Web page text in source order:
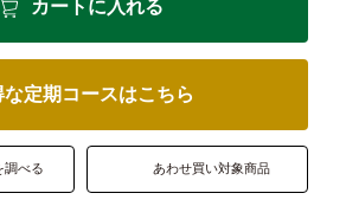
カートに入れる
な定期コースはこちら
調べる あわせ買い対象商品